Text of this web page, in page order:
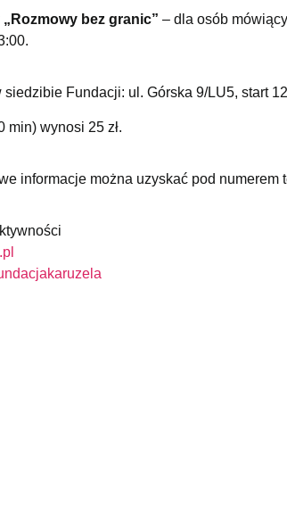
bez granic” – dla osób
Fundacji: ul. Górska 9/LU5, start
min) wynosi 25 zł.
informacje można uzyskać pod numerem
pl